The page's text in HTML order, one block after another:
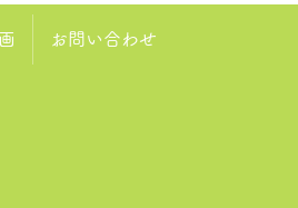
お問い合わせ